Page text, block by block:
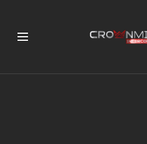
Navigation